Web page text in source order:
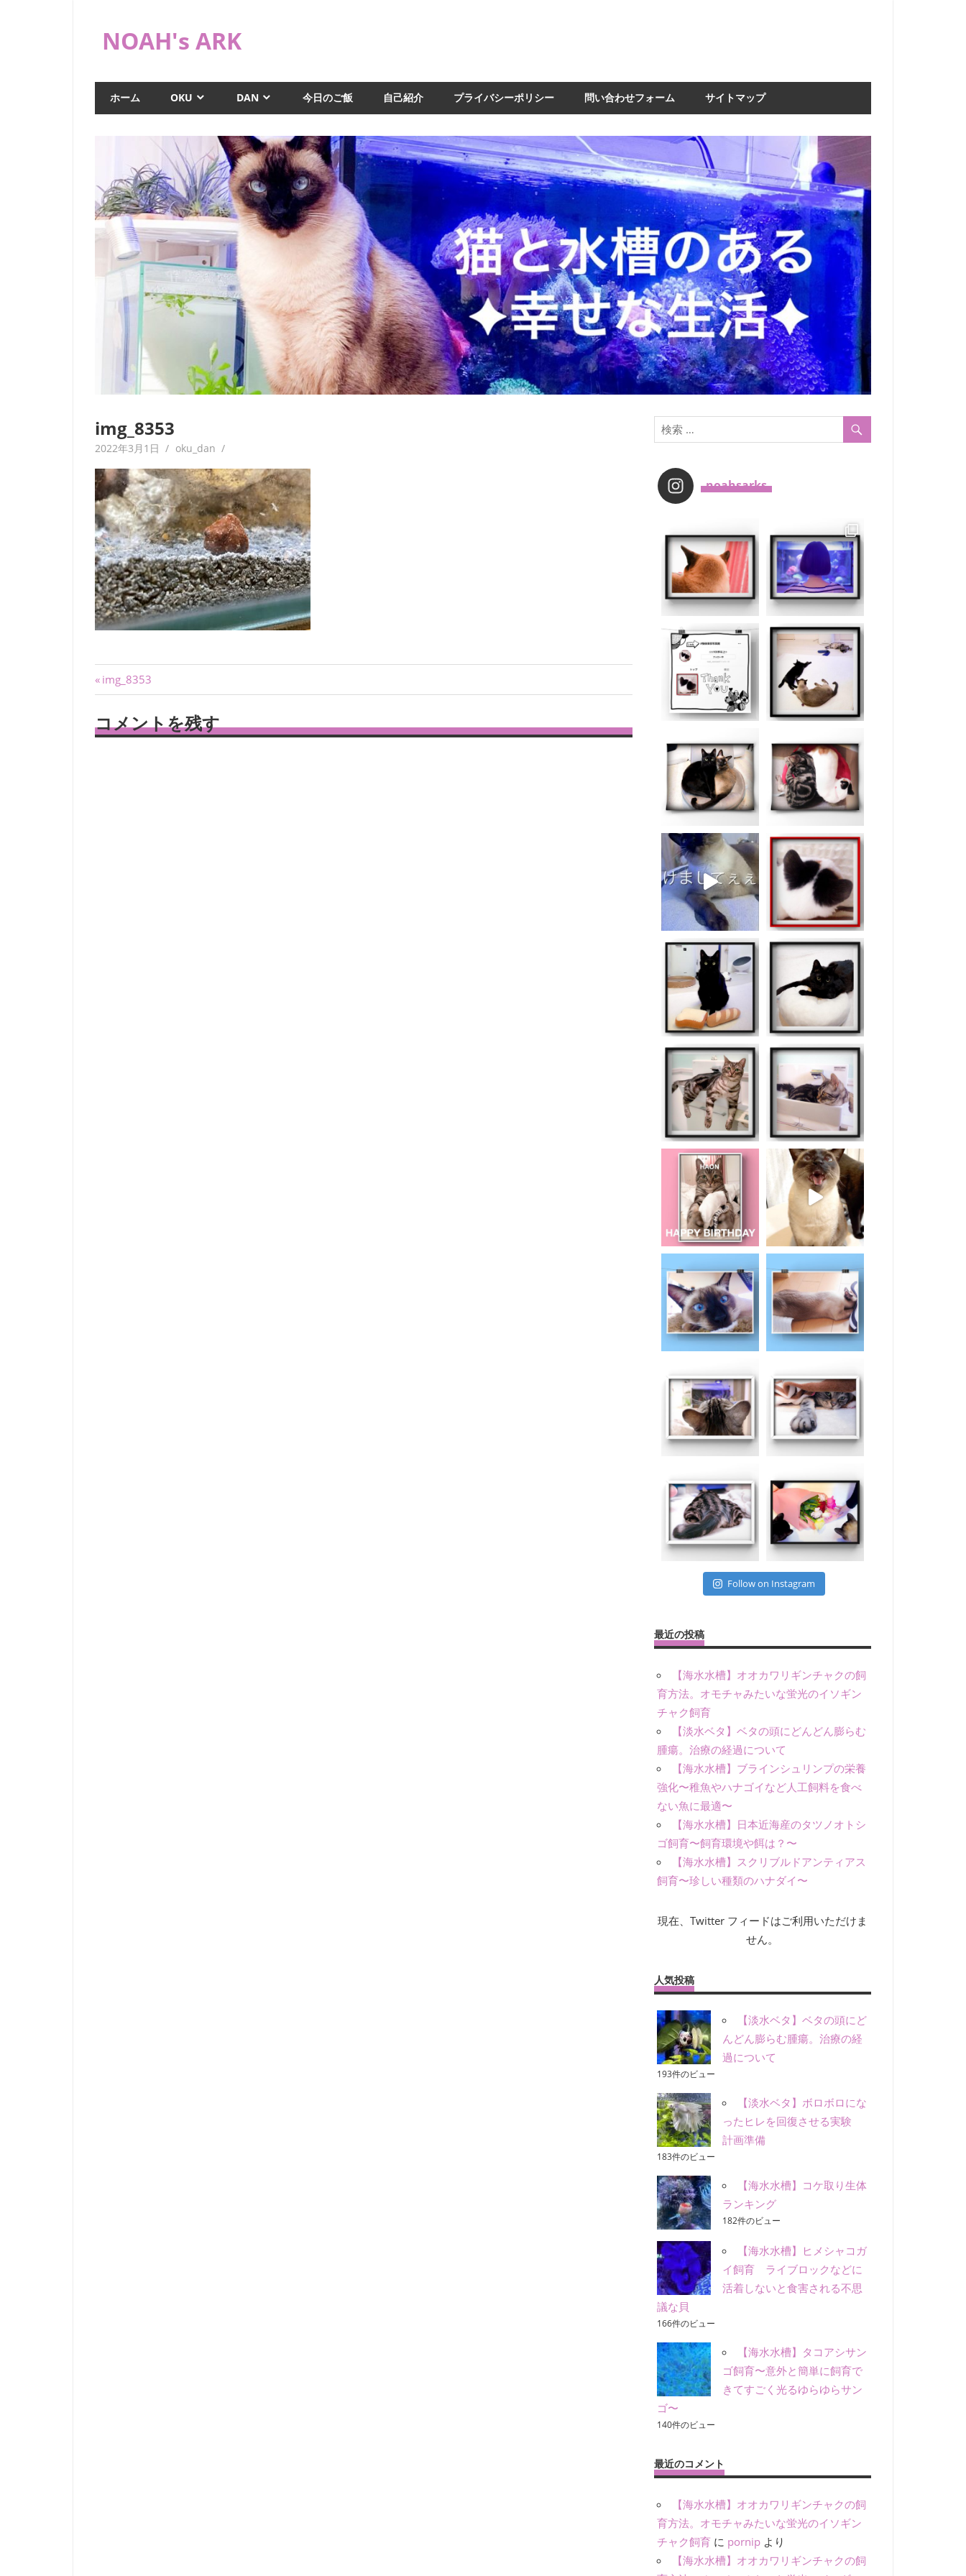
NOAH's ARK
や
海
ど
日
常
グ
ホーム OKU DAN 今日のご飯 自己紹介 プライバシーポリシー 問い合わせフォーム サイトマップ
img_8353
2022年3月1日 oku_dan
投
稿
ナ
前
の
記
事:
img_8353
コメントを残す
_noahsarks_
Follow on Instagram
最近の投稿
【海水水槽】オオカワリギンチャクの飼
育方法。オモチャみたいな蛍光のイソギン
チャク飼育
【淡水ベタ】ベタの頭にどんどん膨らむ
腫瘍。治療の経過について
【海水水槽】ブラインシュリンプの栄養
強化〜稚魚やハナゴイなど人工飼料を食べ
ない魚に最適〜
【海水水槽】日本近海産のタツノオトシ
ゴ飼育〜飼育環境や餌は？〜
【海水水槽】スクリブルドアンティアス
飼育〜珍しい種類のハナダイ〜
現在、Twitter フィードはご利用いただけま
せん。
人気投稿
【淡水ベタ】ベタの頭にど
んどん膨らむ腫瘍。治療の経
過について
193件のビュー
【淡水ベタ】ボロボロにな
ったヒレを回復させる実験
計画準備
183件のビュー
【海水水槽】コケ取り生体
ランキング
182件のビュー
【海水水槽】ヒメシャコガ
イ飼育 ライブロックなどに
活着しないと食害される不思
議な貝
166件のビュー
【海水水槽】タコアシサン
ゴ飼育〜意外と簡単に飼育で
きてすごく光るゆらゆらサン
ゴ〜
140件のビュー
最近のコメント
【海水水槽】オオカワリギンチャクの飼
育方法。オモチャみたいな蛍光のイソギン
チャク飼育 に pornip より
【海水水槽】オオカワリギンチャクの飼